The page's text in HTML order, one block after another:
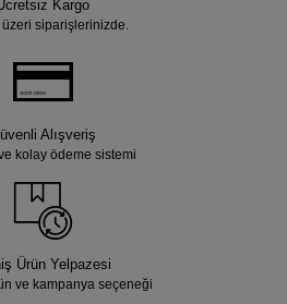
Kargo
üzeri siparişlerinizde.
Alışveriş
kolay ödeme sistemi
Ürün Yelpazesi
ve kampanya seçeneği